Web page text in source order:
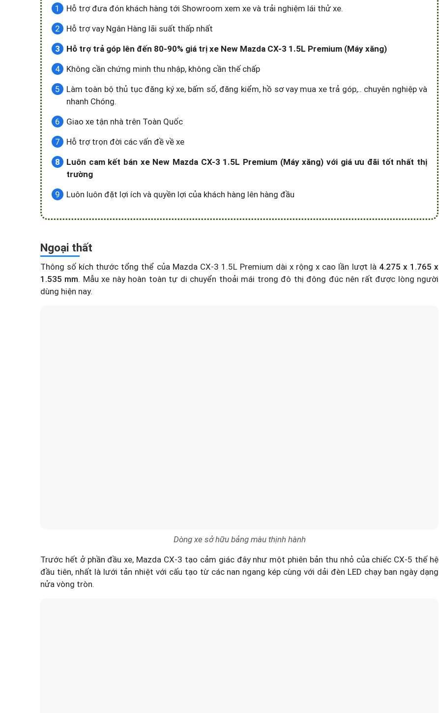
Hỗ trợ đưa đón khách hàng tới Showroom xem xe và trải nghiệm lái thử xe.
Hỗ trợ vay Ngân Hàng lãi suất thấp nhất
Hỗ trợ trả góp lên đến 80-90% giá trị xe New Mazda CX-3 1.5L Premium (Máy xăng)
Không cần chứng minh thu nhập, không cần thế chấp
Làm toàn bộ thủ tục đăng ký xe, bấm số, đăng kiểm, hồ sơ vay mua xe trả góp,.. chuyên nghiệp và
nhanh Chóng.
Giao xe tận nhà trên Toàn Quốc
Hỗ trợ trọn đời các vấn đề về xe
Luôn cam kết bán xe New Mazda CX-3 1.5L Premium (Máy xăng) với giá ưu đãi tốt nhất thị
trường
Luôn luôn đặt lợi ích và quyền lợi của khách hàng lên hàng đầu
Ngoại thất
Thông số kích thước tổng thể của Mazda CX-3 1.5L Premium dài x rộng x cao lần lượt là 4.275 x 1.765 x
1.535 mm. Mẫu xe này hoàn toàn tự di chuyển thoải mái trong đô thị đông đúc nên rất được lòng người
dùng hiện nay.
Dòng xe sở hữu bảng màu thịnh hành
Trước hết ở phần đầu xe, Mazda CX-3 tạo cảm giác đây như một phiên bản thu nhỏ của chiếc CX-5 thế hệ
đầu tiên, nhất là lưới tản nhiệt với cấu tạo từ các nan ngang kép cùng với dải đèn LED chạy ban ngày dạng
nửa vòng tròn.